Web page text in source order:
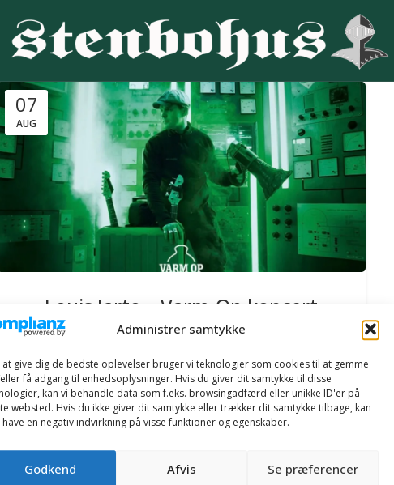
Administrer samtykke
at give dig de bedste oplevelser bruger vi teknologier som cookies til at gemme
få adgang til enhedsoplysninger. Hvis du giver dit samtykke til disse
kan vi behandle data som f.eks. browsingadfærd eller unikke ID'er på
websted. Hvis du ikke giver dit samtykke eller trækker dit samtykke tilbage, kan
have en negativ indvirkning på visse funktioner og egenskaber.
Godkend Afvis Se præferencer
07
AUG
Louis Jarto – Varm-Op koncert
Louis Jarto spiller på Stenbohus som en del af sin tour
“Random koncerter, til vi rammer Orange Scene”.Adgangskrav
18 år. I samarbejde...
CONTINUE READING